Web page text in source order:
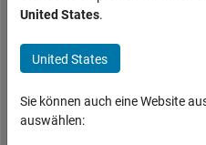
Last
etwa
2
Jahre
United States.
United States
Sie können auch eine Website
auswählen: